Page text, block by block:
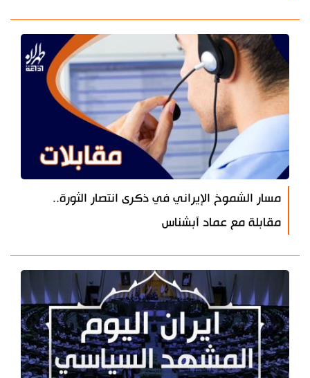
مسار الشموخ الإيراني في ذكرى انتصار الثورة..
مقابلة مع عماد آبشناس